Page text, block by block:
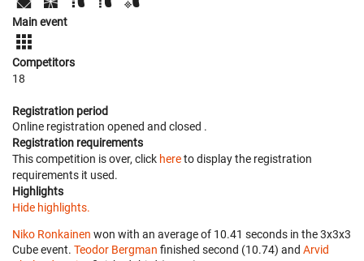
Main event
Competitors
18
Registration period
Online registration opened and closed .
Registration requirements
This competition is over, click hereto display the registration
requirements it used.
Highlights
Hide highlights.
Niko Ronkainen won with an average of 10.41 seconds in the 3x3x3
Cube event. Teodor Bergman finished second (10.74) and Arvid